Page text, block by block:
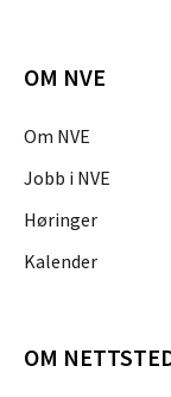
OM NVE
Om NVE
Jobb i NVE
Høringer
Kalender
OM